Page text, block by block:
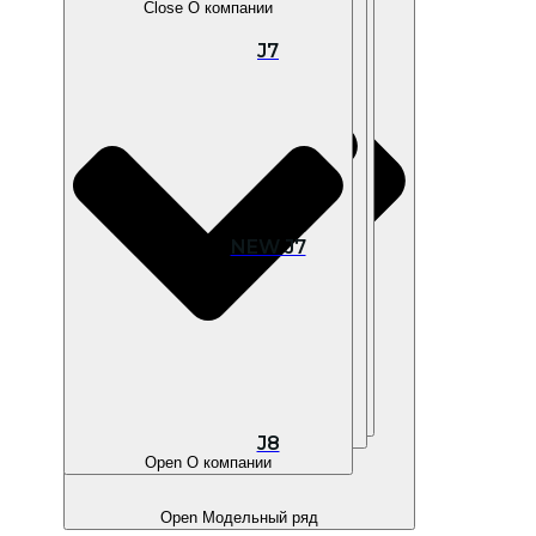
Open В наличии
Open Модельный ряд
Open Владельцам
Close О компании
Open О компании
J7
NEW J7
J8